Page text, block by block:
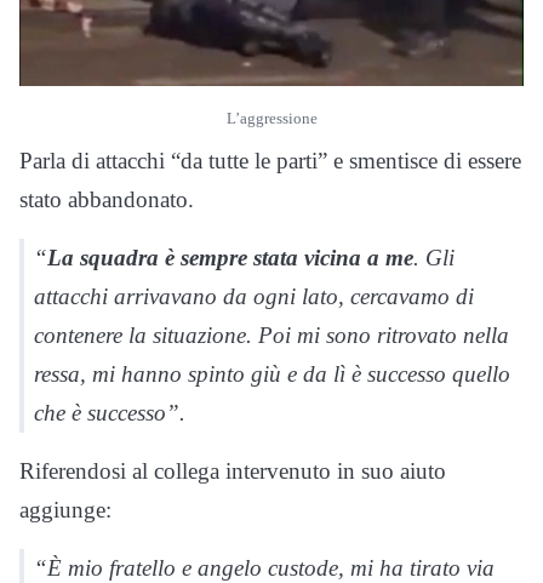
L’aggressione
Parla di attacchi “da tutte le parti” e smentisce di essere
stato abbandonato.
“La squadra è sempre stata vicina a me. Gli
attacchi arrivavano da ogni lato, cercavamo di
contenere la situazione. Poi mi sono ritrovato nella
ressa, mi hanno spinto giù e da lì è successo quello
che è successo”.
Riferendosi al collega intervenuto in suo aiuto
aggiunge:
“È mio fratello e angelo custode, mi ha tirato via